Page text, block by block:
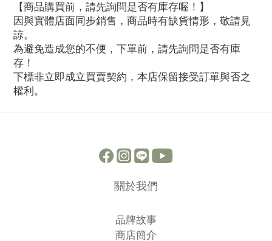
【商品購買前，請先詢問是否有庫存喔！】
因與實體店面同步銷售，商品時有缺貨情形，敬請見
諒。
為避免造成您的不便，下單前，請先詢問是否有庫
存！
下標非立即成立買賣契約，本店保留接受訂單與否之
權利。
關於我們
品牌故事
商店簡介